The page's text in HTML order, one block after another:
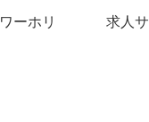
ワーホリ